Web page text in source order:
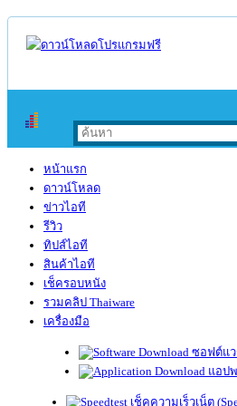
หน้าแรก
ดาวน์โหลด
ข่าวไอที
รีวิว
ทิปส์ไอที
สินค้าไอที
เช็ครอบหนัง
รวมคลิป Thaiware
เครื่องมือ
ซอฟต์แ
แอป
เช็คความเร็วเน็ต